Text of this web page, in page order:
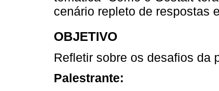
cenário repleto de respostas
OBJETIVO
Refletir sobre os desafios da
Palestrante: